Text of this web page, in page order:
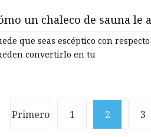
un chaleco de sauna le
físico este
que seas escéptico con
convertirlo en tu
Primero 1 2 3